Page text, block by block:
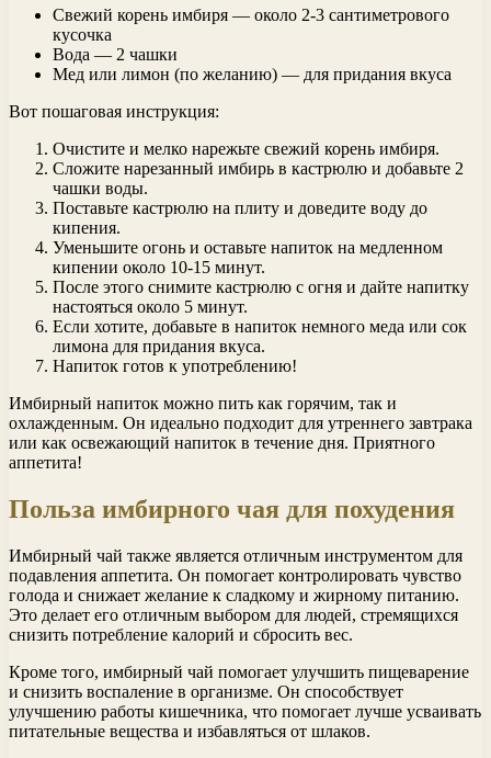
Свежий корень имбиря — около 2-3 сантиметрового
кусочка
Вода — 2 чашки
Мед или лимон (по желанию) — для придания вкуса
Вот пошаговая инструкция:
Очистите и мелко нарежьте свежий корень имбиря.
Сложите нарезанный имбирь в кастрюлю и добавьте 2
чашки воды.
Поставьте кастрюлю на плиту и доведите воду до
кипения.
Уменьшите огонь и оставьте напиток на медленном
кипении около 10-15 минут.
После этого снимите кастрюлю с огня и дайте напитку
настояться около 5 минут.
Если хотите, добавьте в напиток немного меда или сок
лимона для придания вкуса.
Напиток готов к употреблению!
Имбирный напиток можно пить как горячим, так и
охлажденным. Он идеально подходит для утреннего завтрака
или как освежающий напиток в течение дня. Приятного
аппетита!
Польза имбирного чая для похудения
Имбирный чай также является отличным инструментом для
подавления аппетита. Он помогает контролировать чувство
голода и снижает желание к сладкому и жирному питанию.
Это делает его отличным выбором для людей, стремящихся
снизить потребление калорий и сбросить вес.
Кроме того, имбирный чай помогает улучшить пищеварение
и снизить воспаление в организме. Он способствует
улучшению работы кишечника, что помогает лучше усваивать
питательные вещества и избавляться от шлаков.